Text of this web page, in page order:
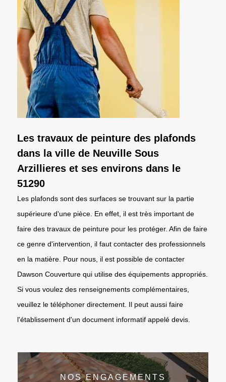
Les travaux de peinture des plafonds
dans la ville de Neuville Sous
Arzillieres et ses environs dans le
51290
Les plafonds sont des surfaces se trouvant sur la partie
supérieure d'une pièce. En effet, il est très important de
faire des travaux de peinture pour les protéger. Afin de faire
ce genre d'intervention, il faut contacter des professionnels
en la matière. Pour nous, il est possible de contacter
Dawson Couverture qui utilise des équipements appropriés.
Si vous voulez des renseignements complémentaires,
veuillez le téléphoner directement. Il peut aussi faire
l'établissement d'un document informatif appelé devis.
NOS ENGAGEMENTS